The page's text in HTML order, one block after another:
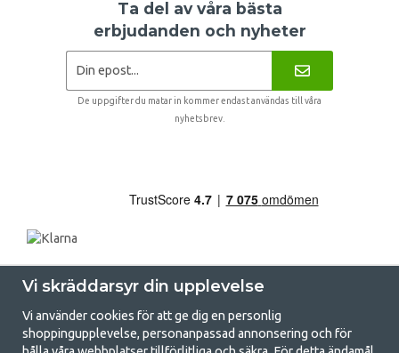
Ta del av våra bästa
erbjudanden och nyheter
De uppgifter du matar in kommer endast användas till våra
nyhetsbrev.
Vi skräddarsyr din upplevelse
Vi använder cookies för att ge dig en personlig
shoppingupplevelse, personanpassad annonsering och för